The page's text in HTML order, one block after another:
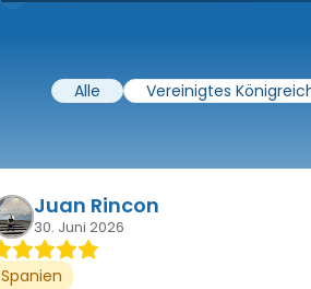
Alle Vereinigtes
Juan Rincon
30. Juni 2026
Spanien